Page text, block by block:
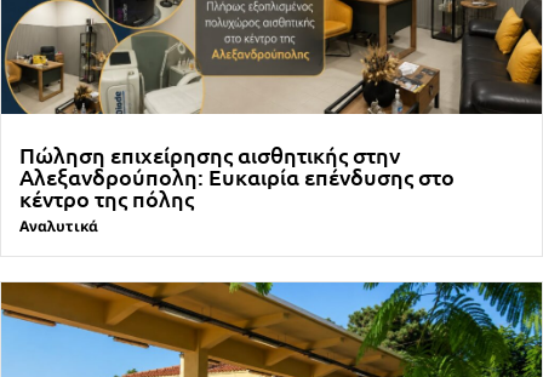
Πώληση επιχείρησης αισθητικής στην
Αλεξανδρούπολη: Ευκαιρία επένδυσης στο
κέντρο της πόλης
Αναλυτικά